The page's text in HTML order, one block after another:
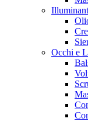
Occhi e